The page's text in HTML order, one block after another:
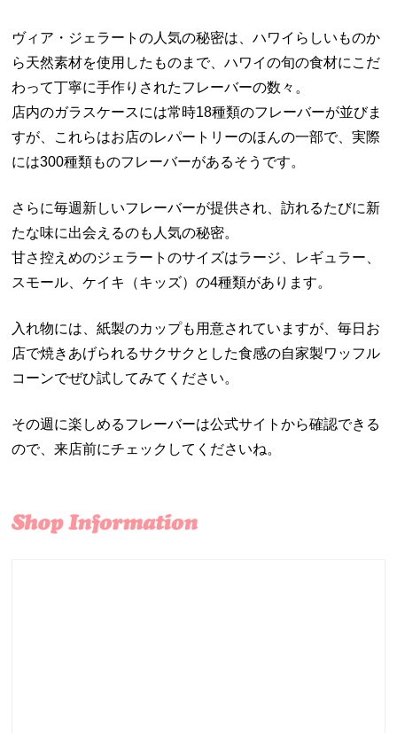
ヴィア・ジェラートの人気の秘密は、ハワイらしいものか
ら天然素材を使用したものまで、ハワイの旬の食材にこだ
わって丁寧に手作りされたフレーバーの数々。
店内のガラスケースには常時18種類のフレーバーが並びま
すが、これらはお店のレパートリーのほんの一部で、実際
には300種類ものフレーバーがあるそうです。
さらに毎週新しいフレーバーが提供され、訪れるたびに新
たな味に出会えるのも人気の秘密。
甘さ控えめのジェラートのサイズはラージ、レギュラー、
スモール、ケイキ（キッズ）の4種類があります。
入れ物には、紙製のカップも用意されていますが、毎日お
店で焼きあげられるサクサクとした食感の自家製ワッフル
コーンでぜひ試してみてください。
その週に楽しめるフレーバーは公式サイトから確認できる
ので、来店前にチェックしてくださいね。